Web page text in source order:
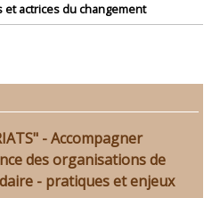
et actrices du changement
- Accompagner
des organisations de
- pratiques et enjeux